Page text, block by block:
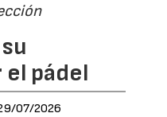
pádel
07/2026